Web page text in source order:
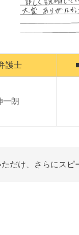
護士
一朗
だけ、さらにスピ